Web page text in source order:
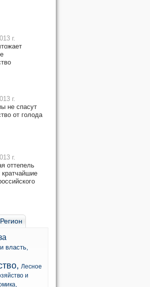
г.
г.
не спасут
от голода
г.
оттепель
кратчайшие
Регион
власть,
Лесное
и